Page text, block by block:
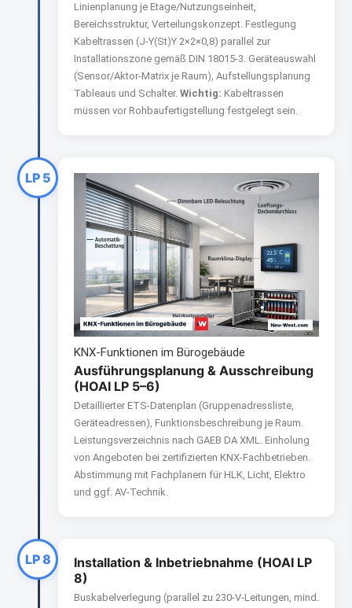
Linienplanung je Etage/Nutzungseinheit,
Bereichsstruktur, Verteilungskonzept. Festlegung
Kabeltrassen (J-Y(St)Y 2×2×0,8) parallel zur
Installationszone gemäß DIN 18015-3. Geräteauswahl
(Sensor/Aktor-Matrix je Raum), Aufstellungsplanung
Tableaus und Schalter. Wichtig: Kabeltrassen
müssen vor Rohbaufertigstellung festgelegt sein.
LP 5
KNX-Funktionen im Bürogebäude
Ausführungsplanung & Ausschreibung
(HOAI LP 5–6)
Detaillierter ETS-Datenplan (Gruppenadressliste,
Geräteadressen), Funktionsbeschreibung je Raum.
Leistungsverzeichnis nach GAEB DA XML. Einholung
von Angeboten bei zertifizierten KNX-Fachbetrieben.
Abstimmung mit Fachplanern für HLK, Licht, Elektro
und ggf. AV-Technik.
LP 8
Installation & Inbetriebnahme (HOAI LP
8)
Buskabelverlegung (parallel zu 230-V-Leitungen, mind.